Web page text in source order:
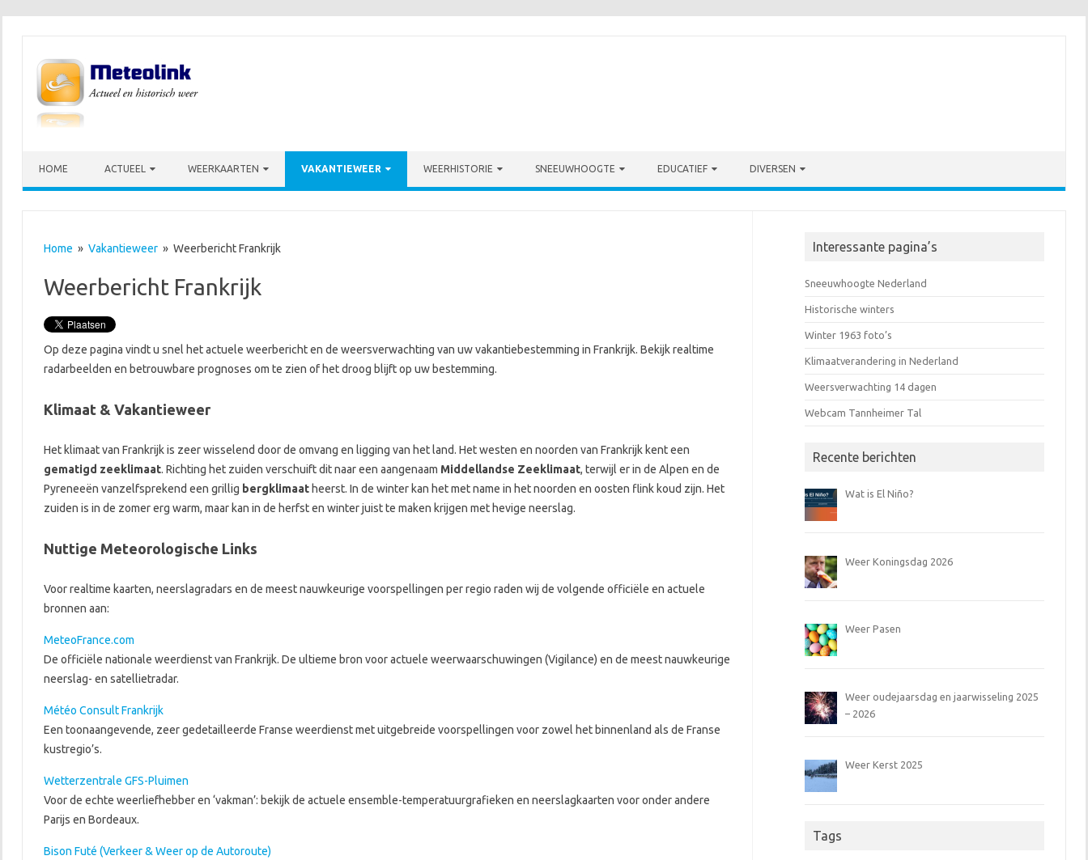
HOME ACTUEEL WEERKAARTEN VAKANTIEWEER WEERHISTORIE SNEEUWHOOGTE EDUCATIEF DIVERSEN
Home » Vakantieweer» Weerbericht Frankrijk
Weerbericht Frankrijk
Op deze pagina vindt u snel het actuele weerbericht en de weersverwachting van uw vakantiebestemming in Frankrijk. Bekijk realtime
radarbeelden en betrouwbare prognoses om te zien of het droog blijft op uw bestemming.
Klimaat & Vakantieweer
Het klimaat van Frankrijk is zeer wisselend door de omvang en ligging van het land. Het westen en noorden van Frankrijk kent een
gematigd zeeklimaat. Richting het zuiden verschuift dit naar een aangenaam Middellandse Zeeklimaat, terwijl er in de Alpen en de
Pyreneeën vanzelfsprekend een grillig bergklimaatheerst. In de winter kan het met name in het noorden en oosten flink koud zijn. Het
zuiden is in de zomer erg warm, maar kan in de herfst en winter juist te maken krijgen met hevige neerslag.
Nuttige Meteorologische Links
Voor realtime kaarten, neerslagradars en de meest nauwkeurige voorspellingen per regio raden wij de volgende officiële en actuele
bronnen aan:
MeteoFrance.com
De officiële nationale weerdienst van Frankrijk. De ultieme bron voor actuele weerwaarschuwingen (Vigilance) en de meest nauwkeurige
neerslag- en satellietradar.
Météo Consult Frankrijk
Een toonaangevende, zeer gedetailleerde Franse weerdienst met uitgebreide voorspellingen voor zowel het binnenland als de Franse
kustregio’s.
Wetterzentrale GFS-Pluimen
Voor de echte weerliefhebber en ‘vakman’: bekijk de actuele ensemble-temperatuurgrafieken en neerslagkaarten voor onder andere
Parijs en Bordeaux.
Bison Futé (Verkeer & Weer op de Autoroute)
Interessante pagina’s
Sneeuwhoogte Nederland
Historische winters
Winter 1963 foto’s
Klimaatverandering in Nederland
Weersverwachting 14 dagen
Webcam Tannheimer Tal
Recente berichten
Wat is El Niño?
Weer Koningsdag 2026
Weer Pasen
Weer oudejaarsdag en jaarwisseling 2025
– 2026
Weer Kerst 2025
Tags